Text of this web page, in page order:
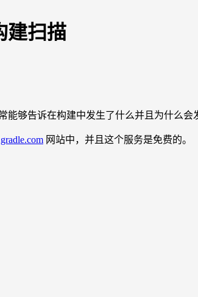
建扫描
能够告诉在构建中发生了什么并且为什么会
网站中，并且这个服务是免费的。